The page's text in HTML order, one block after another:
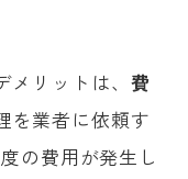
リットは、 費
を業者に依頼す
の費用が発生し